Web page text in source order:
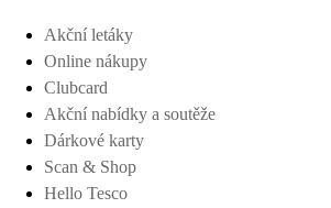
Akční letáky
Online nákupy
Clubcard
Akční nabídky a soutěže
Dárkové karty
Scan & Shop
Hello Tesco